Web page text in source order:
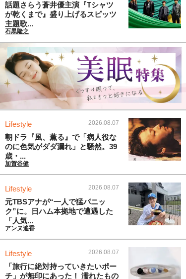
話題さらう蒼井優主演『Tシャツ
が乾くまで』盛り上げるスピッツ
主題歌...
石黒隆之
Lifestyle 2026.08.07
朝ドラ『風、薫る』で「病人役な
のに色気がダダ漏れ」と騒然。39
歳・...
加賀谷健
Lifestyle 2026.08.07
元TBSアナが“一人で猛パニッ
ク”に。日ハム本拠地で遭遇した
「人気...
アンヌ遙香
Lifestyle 2026.08.07
「旅行に絶対持っていきたいポー
チ」が無印にあった！ 濡れたもの